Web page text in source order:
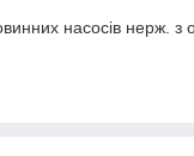
насосів нерж.